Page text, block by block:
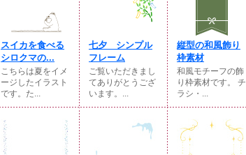
スイカを食べる
シロクマの...
こちらは夏をイメ
ージしたイラスト
です。た...
七夕 シンプル
フレーム
ご覧いただきまし
てありがとうござ
います。...
縦型の和風飾り
枠素材
和風モチーフの飾
り枠素材です。 チ
ラシ・...